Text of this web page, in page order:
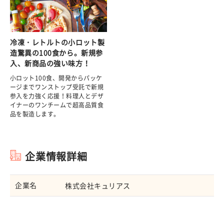
冷凍・レトルトの小ロット製
造驚異の100食から。新規参
入、新商品の強い味方！
小ロット100食、開発からパッケ
ージまでワンストップ受託で新規
参入を力強く応援！料理人とデザ
イナーのワンチームで超高品質食
品を製造します。
企業情報詳細
企業名 株式会社キュリアス